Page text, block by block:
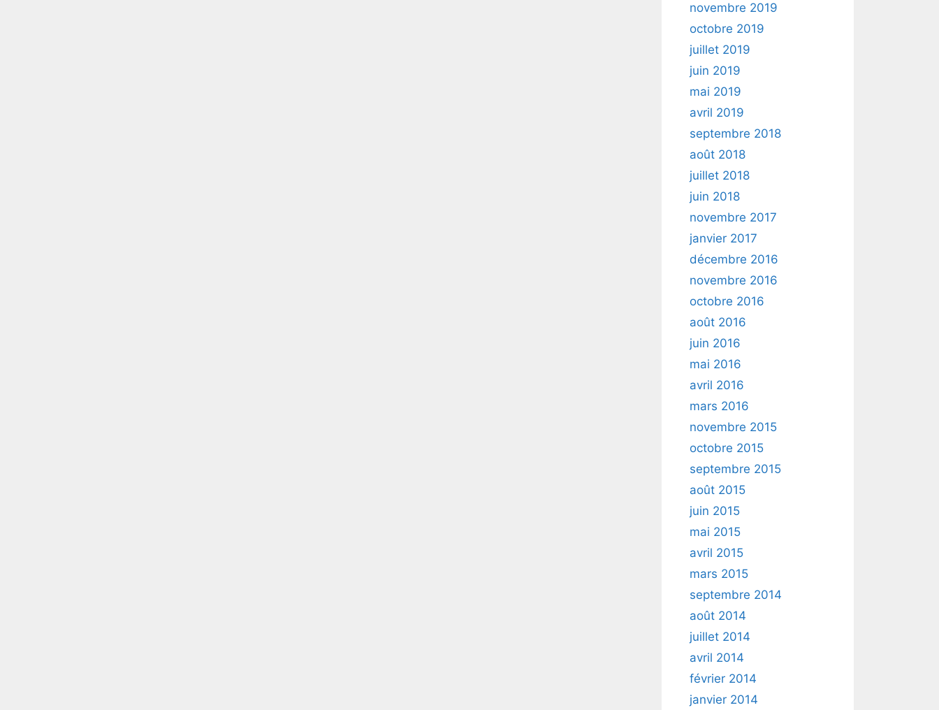
novembre 2019
octobre 2019
juillet 2019
juin 2019
mai 2019
avril 2019
septembre 2018
août 2018
juillet 2018
juin 2018
novembre 2017
janvier 2017
décembre 2016
novembre 2016
octobre 2016
août 2016
juin 2016
mai 2016
avril 2016
mars 2016
novembre 2015
octobre 2015
septembre 2015
août 2015
juin 2015
mai 2015
avril 2015
mars 2015
septembre 2014
août 2014
juillet 2014
avril 2014
février 2014
janvier 2014